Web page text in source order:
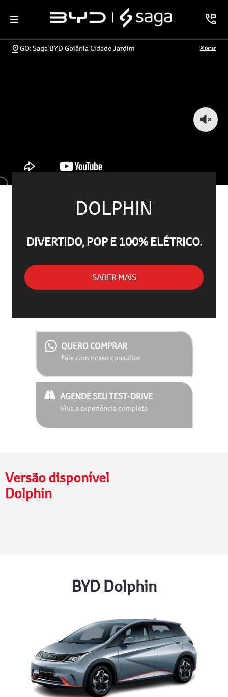
GO: Saga BYD Goiânia Cidade Jardim Alterar
DOLPHIN
DIVERTIDO, POP E 100% ELÉTRICO.
SABER MAIS
QUERO COMPRAR
Fale com nosso consultor
AGENDE SEU TEST-DRIVE
Viva a experiência completa
Versão disponível
Dolphin
BYD Dolphin